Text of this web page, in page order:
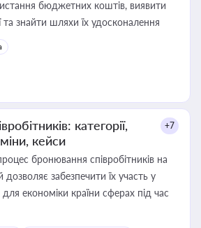
бюджетних коштів, виявити
та знайти шляхи їх удосконалення
категорії,
кейси
+7
бронювання співробітників на
дозволяє забезпечити їх участь у
економіки країни сферах під час